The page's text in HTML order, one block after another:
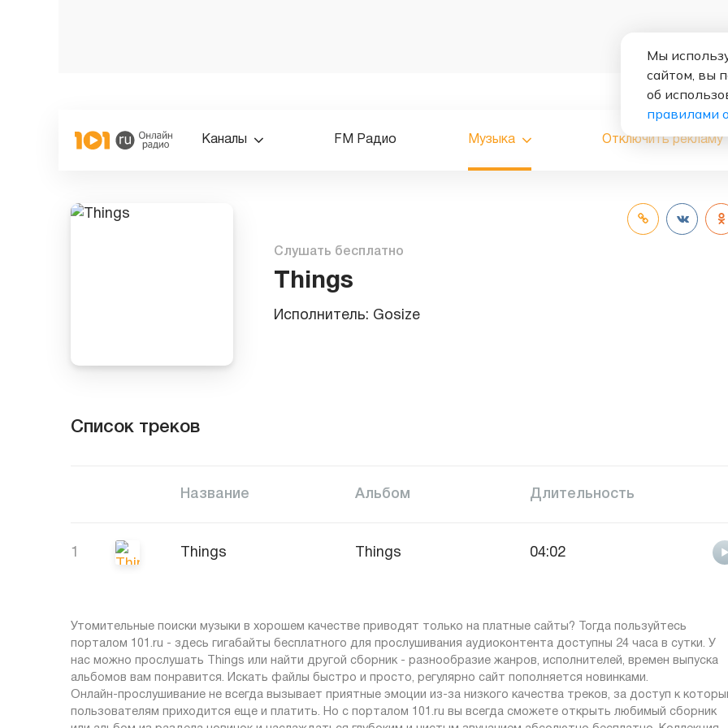
Каналы FM Радио Музыка Отключить рекламу
Слушать бесплатно
Things
Исполнитель: Gosize
Список треков
Название Альбом Длительность
1 Things Things 04:02
Утомительные поиски музыки в хорошем качестве приводят только на платные сайты? Тогда пользуйтесь
порталом 101.ru - здесь гигабайты бесплатного для прослушивания аудиоконтента доступны 24 часа в сутки. У
нас можно прослушать Things или найти другой сборник - разнообразие жанров, исполнителей, времен выпуска
альбомов вам понравится. Искать файлы быстро и просто, регулярно сайт пополняется новинками.
Онлайн-прослушивание не всегда вызывает приятные эмоции из-за низкого качества треков, за доступ к
пользователям приходится еще и платить. Но с порталом 101.ru вы всегда сможете открыть любимый сборник
Мы
сайтом, вы
об
правилами